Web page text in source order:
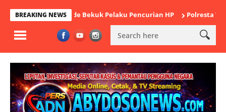
BREAKING NEWS
Cikande Bekuk Pelaku Pencurian HP Polresta Tangerang